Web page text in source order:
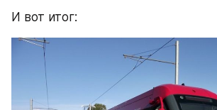
И вот итог: